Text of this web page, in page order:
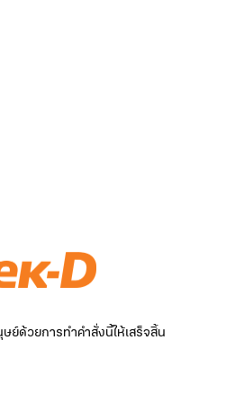
ย์ด้วยการทำคำสั่งนี้ให้เสร็จสิ้น